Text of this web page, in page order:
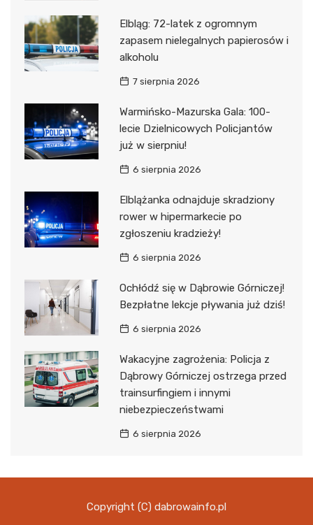
Elbląg: 72-latek z ogromnym
zapasem nielegalnych papierosów i
alkoholu
7 sierpnia 2026
Warmińsko-Mazurska Gala: 100-
lecie Dzielnicowych Policjantów
już w sierpniu!
6 sierpnia 2026
Elblążanka odnajduje skradziony
rower w hipermarkecie po
zgłoszeniu kradzieży!
6 sierpnia 2026
Ochłódź się w Dąbrowie Górniczej!
Bezpłatne lekcje pływania już dziś!
6 sierpnia 2026
Wakacyjne zagrożenia: Policja z
Dąbrowy Górniczej ostrzega przed
trainsurfingiem i innymi
niebezpieczeństwami
6 sierpnia 2026
Copyright (C) dabrowainfo.pl